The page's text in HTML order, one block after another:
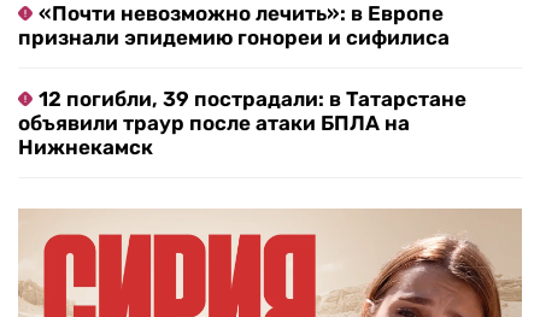
«Почти невозможно лечить»: в Европе
признали эпидемию гонореи и сифилиса
12 погибли, 39 пострадали: в Татарстане
объявили траур после атаки БПЛА на
Нижнекамск